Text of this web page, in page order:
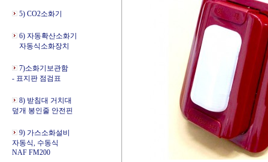
5) CO2소화기
6) 자동확산소화기
자동식소화장치
7)소화기보관함
- 표지판 점검표
8) 받침대 거치대
덮개 봉인줄 안전핀
9) 가스소화설비
자동식, 수동식
NAF FM200